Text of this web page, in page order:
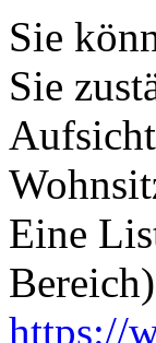
Sie
Sie
Eine
https://